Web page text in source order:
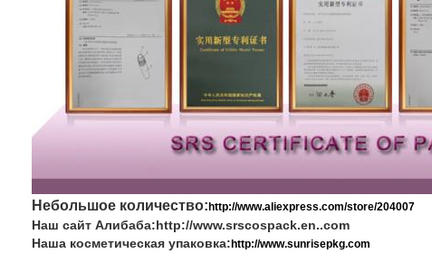
Небольшое количество: http://www.aliexpress.com/store/204007
Наш сайт Алибаба:http://www.srscospack.en..com
Наша косметическая упаковка: http://www.sunrisepkg.com